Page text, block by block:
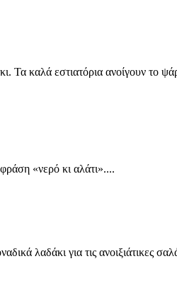
Τα καλά εστιατόρια ανοίγουν το
«νερό κι αλάτι»....
λαδάκι για τις ανοιξιάτικες